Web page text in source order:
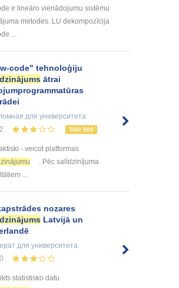
ir lineāro vienādojumu sistēmu
metodes. LU dekompozīcija
...
code" tehnoloģiju
ātrai
для университета
TOP 500
- veicot platformas
. Pēc salīdzinījuma
...
nozares
Latvijā un
для университета
statistisko datu